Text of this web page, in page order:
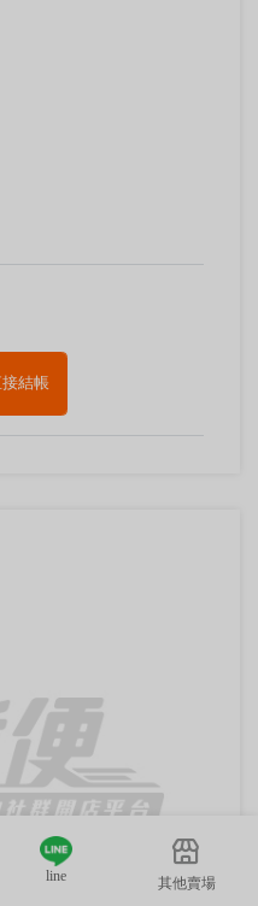
line 其他賣場
結帳